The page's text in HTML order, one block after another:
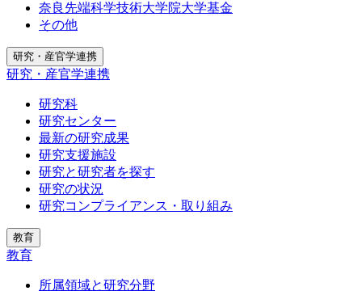
奈良先端科学技術大学院大学基金
その他
研究・産官学連携
研究・産官学連携
研究科
研究センター
最新の研究成果
研究支援施設
研究と研究者を探す
研究の状況
研究コンプライアンス・取り組み
教育
教育
所属領域と研究分野